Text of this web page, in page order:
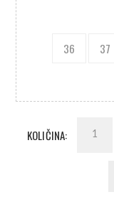
36 37
KOLIČINA: